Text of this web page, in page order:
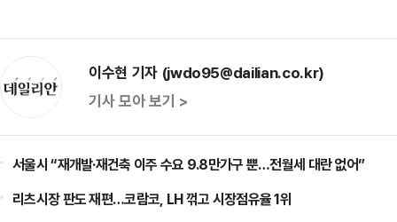
이수현 기자 (jwdo95@dailian.co.kr)
기사 모아 보기 >
서울시 “재개발·재건축 이주 수요 9.8만가구 뿐…전월세 대란 없어”
리츠시장 판도 재편…코람코, LH 꺾고 시장점유율 1위